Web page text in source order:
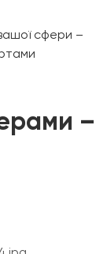
сфери –
–